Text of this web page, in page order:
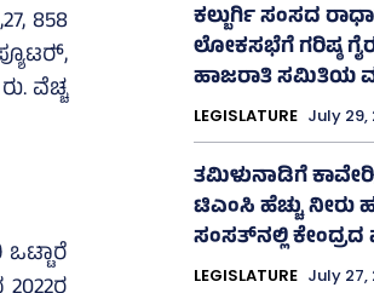
858
ವೆಚ್ಚ
ಕಲ್ಬುರ್ಗಿ ಸಂಸದ
ಲೋಕಸಭೆಗೆ ಗರಿಷ್ಠ
ಹಾಜರಾತಿ ಸಮಿತಿಯ
LEGISLATURE July 29,
ತಮಿಳುನಾಡಿಗೆ
ಟಿಎಂಸಿ ಹೆಚ್ಚು ನೀರು
ಸಂಸತ್‌ನಲ್ಲಿ
LEGISLATURE July 27,